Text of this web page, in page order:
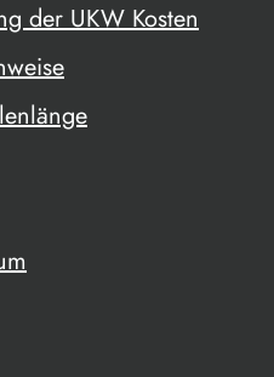
der UKW Kosten